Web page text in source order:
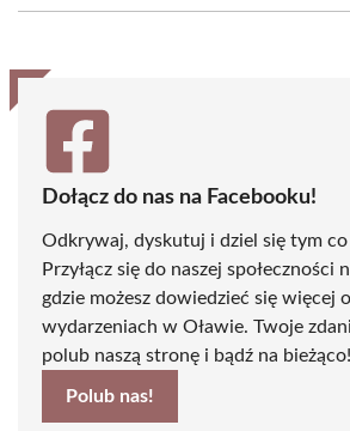
(Twitter)
Dołącz do nas na Facebooku!
Odkrywaj, dyskutuj i dziel się tym co
Przyłącz się do naszej społeczności
gdzie możesz dowiedzieć się więcej
wydarzeniach w Oławie. Twoje
polub naszą stronę i bądź na bieżąco!
Polub nas!